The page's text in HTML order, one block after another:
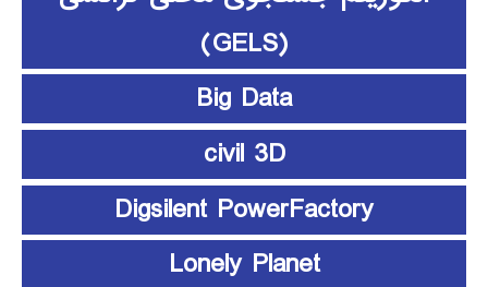
(GELS)
Big Data
civil 3D
Digsilent PowerFactory
Lonely Planet